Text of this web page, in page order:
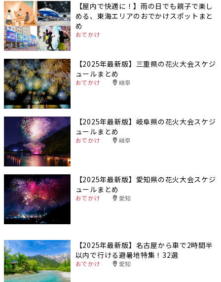
【屋内で快適に！】雨の日でも親子で楽し
める、東海エリアのおでかけスポットまと
め
おでかけ
【2025年最新版】三重県の花火大会スケジ
ュールまとめ
おでかけ 岐阜
【2025年最新版】岐阜県の花火大会スケジ
ュールまとめ
おでかけ 岐阜
【2025年最新版】愛知県の花火大会スケジ
ュールまとめ
おでかけ 愛知
【2025年最新版】名古屋から車で2時間半
以内で行ける避暑地特集！32選
おでかけ 愛知